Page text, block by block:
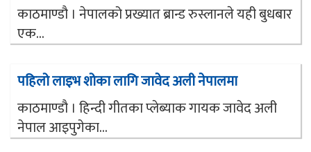
काठमाण्डौ । नेपालको प्रख्यात ब्रान्ड रुस्लानले यही बुधबार
एक...
पहिलो लाइभ शोका लागि जावेद अली नेपालमा
काठमाण्डौ । हिन्दी गीतका प्लेब्याक गायक जावेद अली
नेपाल आइपुगेका...